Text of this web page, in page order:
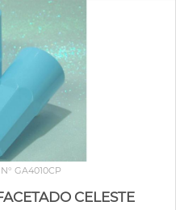
GA4010CP
CELESTE